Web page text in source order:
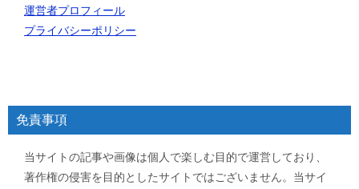
運営者プロフィール
プライバシーポリシー
免責事項
当サイトの記事や画像は個人で楽しむ目的で運営しており、
著作権の侵害を目的としたサイトではございません。当サイ